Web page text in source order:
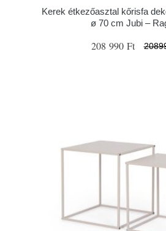
Kerek étkezőasztal kőrisfa
ø 70 cm Jubi –
208 990 Ft